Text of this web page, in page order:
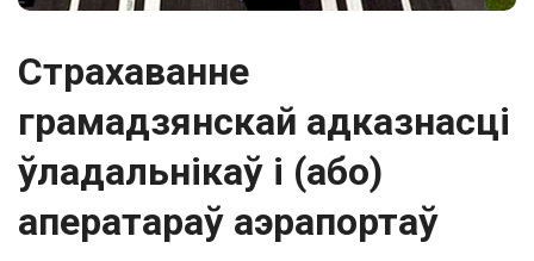
Страхаванне
грамадзянскай адказнасці
ўладальнікаў і (або)
аператараў аэрапортаў